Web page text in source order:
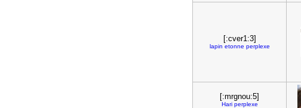
[:cver1:3]
lapin etonne perplexe
[:mrgnou:5]
Hari perplexe